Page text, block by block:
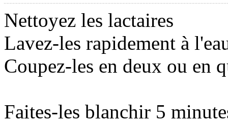
Nettoyez les lactaires
Lavez-les rapidement à
Coupez-les en deux ou en
Faites-les blanchir 5